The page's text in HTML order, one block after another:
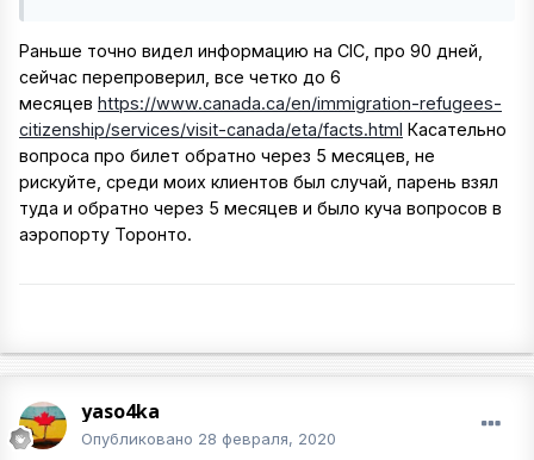
Раньше точно видел информацию на CIC, про 90 дней,
сейчас перепроверил, все четко до 6
месяцев https://www.canada.ca/en/immigration-refugees-
citizenship/services/visit-canada/eta/facts.html Касательно
вопроса про билет обратно через 5 месяцев, не
рискуйте, среди моих клиентов был случай, парень взял
туда и обратно через 5 месяцев и было куча вопросов в
аэропорту Торонто.
yaso4ka
Опубликовано 28 февраля, 2020